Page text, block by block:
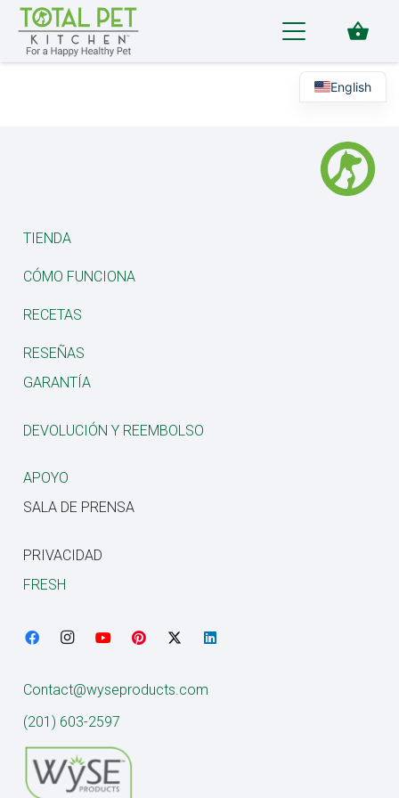
shopping_basket
TIENDA
CÓMO FUNCIONA
RECETAS
RESEÑAS
GARANTÍA
DEVOLUCIÓN Y REEMBOLSO
APOYO
SALA DE PRENSA
PRIVACIDAD
FRESH
Contact@wyseproducts.com
(201) 603-2597
English